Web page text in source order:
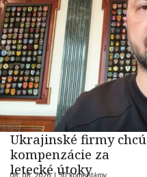
Ukrajinské firmy chcú
kompenzácie za
letecké útoky